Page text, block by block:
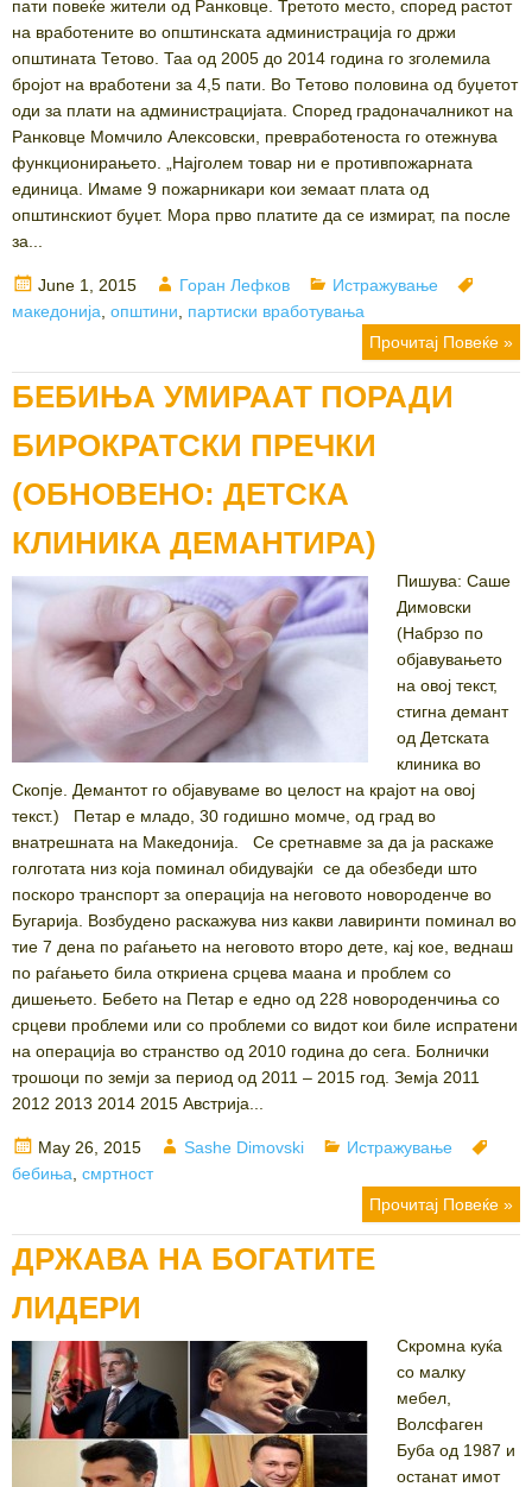
пати повеќе жители од Ранковце. Третото место, според растот
на вработените во општинската администрација го држи
општината Тетово. Таа од 2005 до 2014 година го зголемила
бројот на вработени за 4,5 пати. Во Тетово половина од буџетот
оди за плати на администрацијата. Според градоначалникот на
Ранковце Момчило Алексовски, превработеноста го отежнува
функционирањето. „Најголем товар ни е противпожарната
единица. Имаме 9 пожарникари кои земаат плата од
општинскиот буџет. Мора прво платите да се измират, па после
за...
Posted
on
June 1, 2015 Author
Горан Лефков Categories
Истражување
македонија општини
партиски вработувања
Прочитај Повеќе »
БЕБИЊА УМИРААТ ПОРАДИ
БИРОКРАТСКИ ПРЕЧКИ
(ОБНОВЕНО: ДЕТСКА
КЛИНИКА ДЕМАНТИРА)
Пишува: Саше
Димовски
(Набрзо по
објавувањето
на овој текст,
стигна демант
од Детската
клиника во
Скопје. Демантот го објавуваме во целост на крајот на овој
текст.) Петар е младо, 30 годишно момче, од град во
внатрешната на Македонија. Се сретнавме за да ја раскаже
голготата низ која поминал обидувајќи се да обезбеди што
поскоро транспорт за операција на неговото новороденче во
Бугарија. Возбудено раскажува низ какви лавиринти поминал во
тие 7 дена по раѓањето на неговото второ дете, кај кое, веднаш
по раѓањето била откриена срцева маана и проблем со
дишењето. Бебето на Петар е едно од 228 новороденчиња со
срцеви проблеми или со проблеми со видот кои биле испратени
на операција во странство од 2010 година до сега. Болнички
трошоци по земји за период од 2011 – 2015 год. Земја 2011
2012 2013 2014 2015 Австрија...
Posted
on
May 26, 2015 Author
Sashe Dimovski Categories
Истражување
бебиња смртност
Прочитај Повеќе »
ДРЖАВА НА БОГАТИТЕ
ЛИДЕРИ
Скромна куќа
со малку
мебел,
Волсфаген
Буба од 1987 и
останат имот